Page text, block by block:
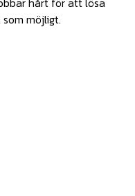
möjligt.